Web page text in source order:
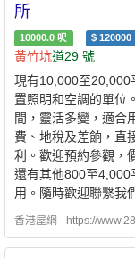
所
10000.0 呎 $ 120000
黃竹坑道29 號
現有10,000至20,000
置照明和空調的單位
間，靈活多變，適合
費、地稅及差餉，直
利。歡迎預約參觀，
還有其他800至4,000
用。隨時歡迎聯繫我
香港屋網 - https://